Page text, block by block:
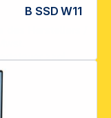
Herstellers /